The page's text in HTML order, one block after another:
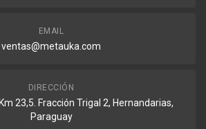
EMAIL
ventas@metauka.com
DIRECCIÓN
23,5. Fracción Trigal 2, Hernandarias,
Paraguay